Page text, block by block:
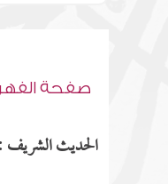
صفحة
الحديث الشريف :